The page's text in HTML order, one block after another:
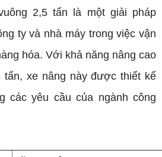
2,5 tấn là một giải pháp
ty và nhà máy trong việc vận
hóa. Với khả năng nâng cao
tấn, xe nâng này được thiết kế
các yêu cầu của ngành công